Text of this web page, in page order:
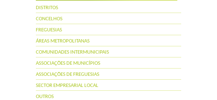
DISTRITOS
CONCELHOS
FREGUESIAS
ÁREAS METROPOLITANAS
COMUNIDADES INTERMUNICIPAIS
ASSOCIAÇÕES DE MUNICÍPIOS
ASSOCIAÇÕES DE FREGUESIAS
SECTOR EMPRESARIAL LOCAL
OUTROS